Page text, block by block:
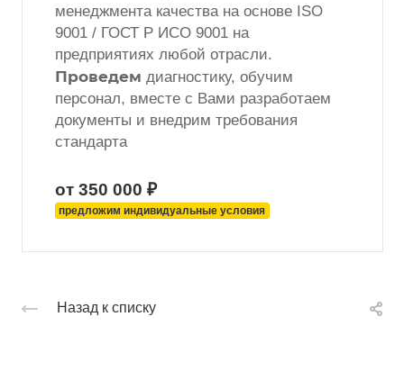
менеджмента качества на основе ISO
9001 / ГОСТ Р ИСО 9001 на
предприятиях любой отрасли.
Проведем диагностику, обучим
персонал, вместе с Вами разработаем
документы и внедрим требования
стандарта
от 350 000 ₽
предложим индивидуальные условия
Назад к списку